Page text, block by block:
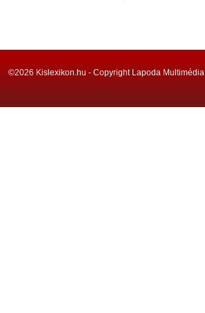
©2026 Kislexikon.hu - Copyright Lapoda